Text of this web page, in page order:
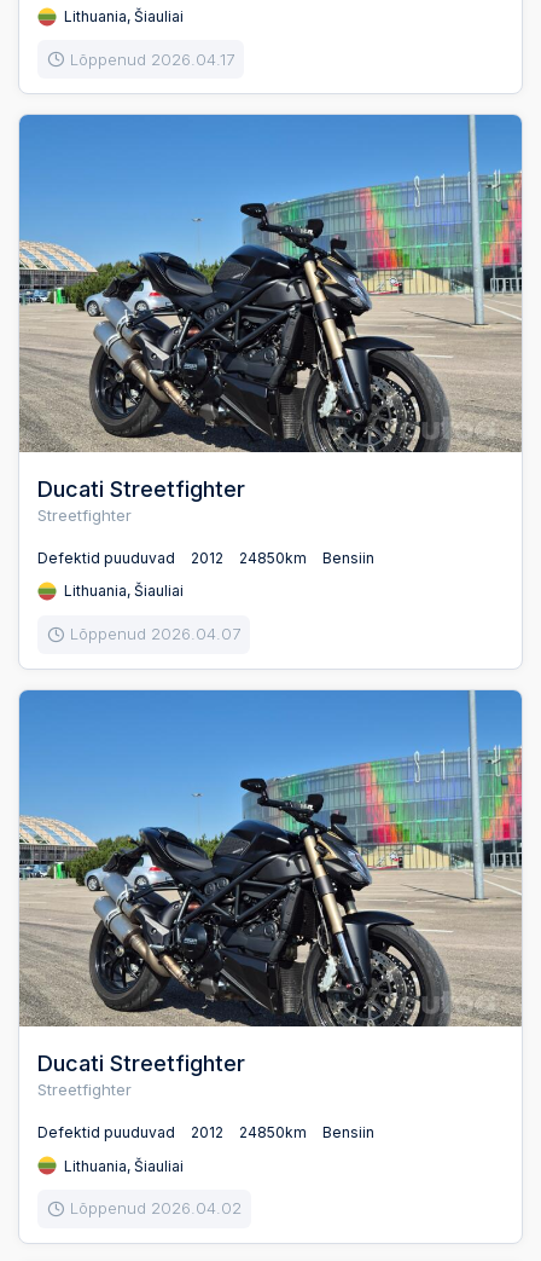
Lithuania, Šiauliai
Lõppenud 2026.04.17
Ducati Streetfighter
Streetfighter
Defektid puuduvad 2012 24850km
Bensiin
Lithuania, Šiauliai
Lõppenud 2026.04.07
Ducati Streetfighter
Streetfighter
Defektid puuduvad 2012 24850km
Bensiin
Lithuania, Šiauliai
Lõppenud 2026.04.02